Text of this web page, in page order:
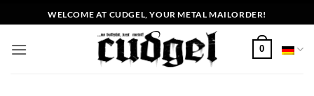
Inhalt
springen
WELCOME AT CUDGEL, YOUR METAL MAILORDER!
0